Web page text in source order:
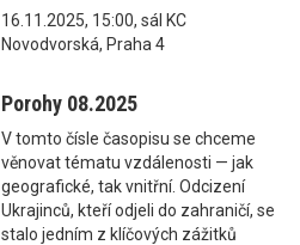
16.11.2025, 15:00, sál KC
Novodvorská, Praha 4
Porohy 08.2025
V tomto čísle časopisu se chceme
věnovat tématu vzdálenosti — jak
geografické, tak vnitřní. Odcizení
Ukrajinců, kteří odjeli do zahraničí, se
stalo jedním z klíčových zážitků